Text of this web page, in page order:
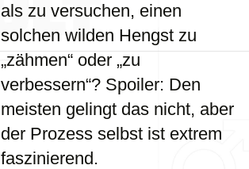
als zu versuchen, einen
solchen wilden Hengst zu
„zähmen“ oder „zu
verbessern“? Spoiler: Den
meisten gelingt das nicht, aber
der Prozess selbst ist extrem
faszinierend.